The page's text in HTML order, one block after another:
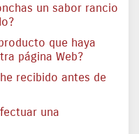
un sabor rancio
que haya
página Web?
recibido antes de
una